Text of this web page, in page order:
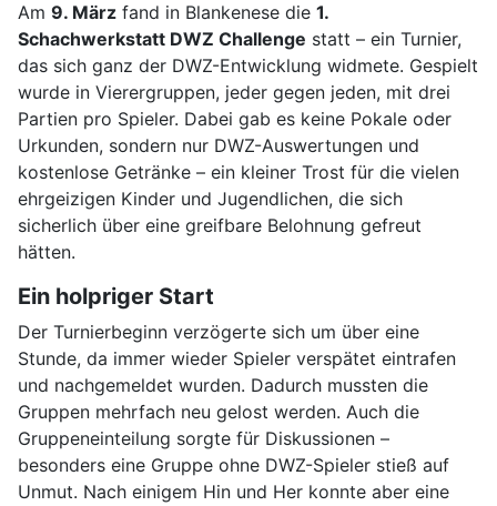
Am 9. März fand in Blankenese die 1.
Schachwerkstatt DWZ Challenge statt – ein Turnier,
das sich ganz der DWZ-Entwicklung widmete. Gespielt
wurde in Vierergruppen, jeder gegen jeden, mit drei
Partien pro Spieler. Dabei gab es keine Pokale oder
Urkunden, sondern nur DWZ-Auswertungen und
kostenlose Getränke – ein kleiner Trost für die vielen
ehrgeizigen Kinder und Jugendlichen, die sich
sicherlich über eine greifbare Belohnung gefreut
hätten.
Ein holpriger Start
Der Turnierbeginn verzögerte sich um über eine
Stunde, da immer wieder Spieler verspätet eintrafen
und nachgemeldet wurden. Dadurch mussten die
Gruppen mehrfach neu gelost werden. Auch die
Gruppeneinteilung sorgte für Diskussionen –
besonders eine Gruppe ohne DWZ-Spieler stieß auf
Unmut. Nach einigem Hin und Her konnte aber eine